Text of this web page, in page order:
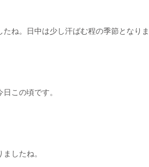
ね。日中は少し汗ばむ程の季節となりま
この頃です。
したね。